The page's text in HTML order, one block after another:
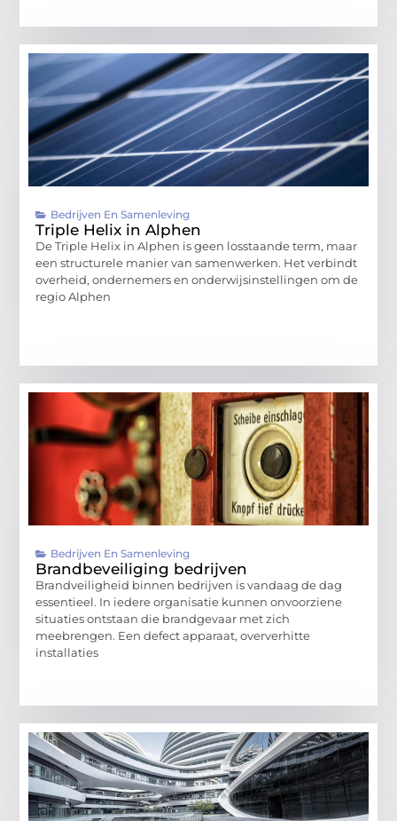
Bedrijven En Samenleving
Triple Helix in Alphen
De Triple Helix in Alphen is geen losstaande term, maar
een structurele manier van samenwerken. Het verbindt
overheid, ondernemers en onderwijsinstellingen om de
regio Alphen
Bedrijven En Samenleving
Brandbeveiliging bedrijven
Brandveiligheid binnen bedrijven is vandaag de dag
essentieel. In iedere organisatie kunnen onvoorziene
situaties ontstaan die brandgevaar met zich
meebrengen. Een defect apparaat, oververhitte
installaties